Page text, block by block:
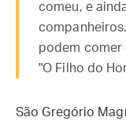
comeu, e
podem comer
"O Filho do
São Gregório